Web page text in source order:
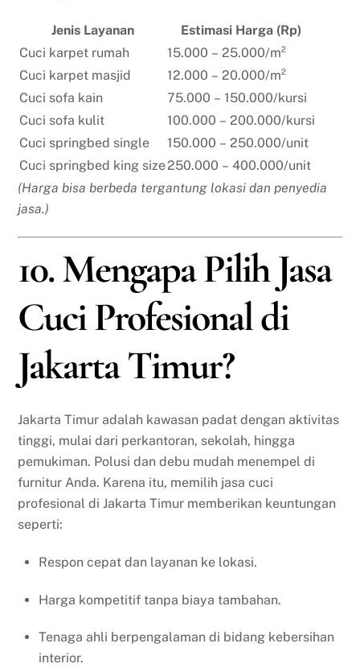
Jenis Layanan
Estimasi Harga (Rp)
Cuci karpet rumah
15.000 – 25.000/m²
Cuci karpet masjid
12.000 – 20.000/m²
Cuci sofa kain
75.000 – 150.000/kursi
Cuci sofa kulit
100.000 – 200.000/kursi
Cuci springbed single
150.000 – 250.000/unit
Cuci springbed king size250.000 – 400.000/unit
(Harga bisa berbeda tergantung lokasi dan penyedia
jasa.)
10. Mengapa Pilih Jasa
Cuci Profesional di
Jakarta Timur?
Jakarta Timur adalah kawasan padat dengan aktivitas
tinggi, mulai dari perkantoran, sekolah, hingga
pemukiman. Polusi dan debu mudah menempel di
furnitur Anda. Karena itu, memilih jasa cuci
profesional di Jakarta Timur memberikan keuntungan
seperti:
Respon cepat dan layanan ke lokasi.
Harga kompetitif tanpa biaya tambahan.
Tenaga ahli berpengalaman di bidang kebersihan
interior.